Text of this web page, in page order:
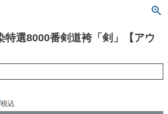
特選8000番剣道袴「剣」【アウ
税込